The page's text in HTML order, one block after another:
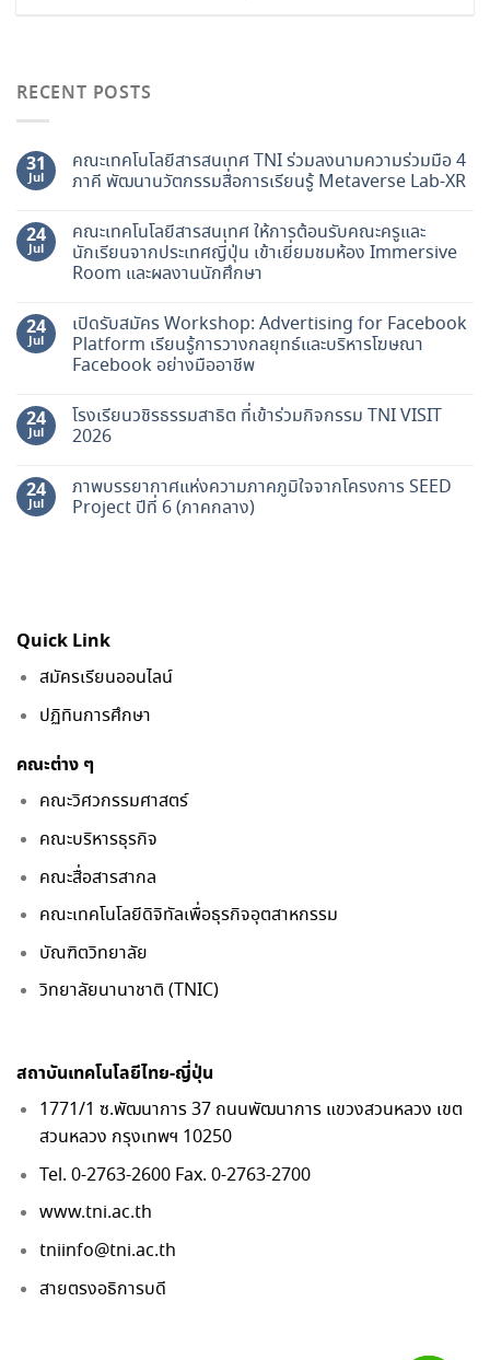
RECENT POSTS
31
Jul
คณะเทคโนโลยีสารสนเทศ TNI ร่วมลงนามความร่วมมือ 4
ภาคี พัฒนานวัตกรรมสื่อการเรียนรู้ Metaverse Lab-XR
24
Jul
คณะเทคโนโลยีสารสนเทศ ให้การต้อนรับคณะครูและ
นักเรียนจากประเทศญี่ปุ่น เข้าเยี่ยมชมห้อง Immersive
Room และผลงานนักศึกษา
24
Jul
เปิดรับสมัคร Workshop: Advertising for Facebook
Platform เรียนรู้การวางกลยุทธ์และบริหารโฆษณา
Facebook อย่างมืออาชีพ
24
Jul
โรงเรียนวชิรธรรมสาธิต ที่เข้าร่วมกิจกรรม TNI VISIT
2026
24
Jul
ภาพบรรยากาศแห่งความภาคภูมิใจจากโครงการ SEED
Project ปีที่ 6 (ภาคกลาง)
Quick Link
สมัครเรียนออนไลน์
ปฏิทินการศึกษา
คณะต่าง ๆ
คณะวิศวกรรมศาสตร์
คณะบริหารธุรกิจ
คณะสื่อสารสากล
คณะเทคโนโลยีดิจิทัลเพื่อธุรกิจอุตสาหกรรม
บัณฑิตวิทยาลัย
วิทยาลัยนานาชาติ (TNIC)
สถาบันเทคโนโลยีไทย-ญี่ปุ่น
1771/1 ซ.พัฒนาการ 37 ถนนพัฒนาการ แขวงสวนหลวง เขต
สวนหลวง กรุงเทพฯ 10250
Tel. 0-2763-2600 Fax. 0-2763-2700
www.tni.ac.th
tniinfo@tni.ac.th
สายตรงอธิการบดี